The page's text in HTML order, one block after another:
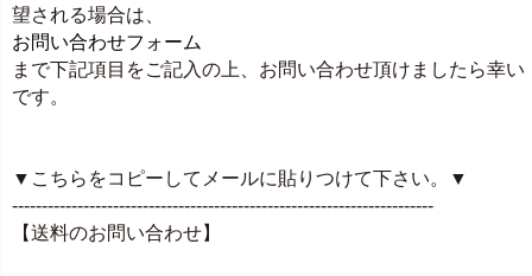
望される場合は、
お問い合わせフォーム
まで下記項目をご記入の上、お問い合わせ頂けましたら幸い
です。
▼こちらをコピーしてメールに貼りつけて下さい。▼
-----------------------------------------------------------------------
【送料のお問い合わせ】